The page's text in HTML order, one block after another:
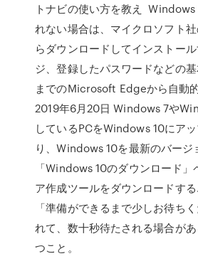
トナビの使い方を教え
れない場合は、マイクロソフト
らダウンロードしてインストー
ジ、登録したパスワードなどの
までのMicrosoft Edgeから自動的
2019年6月20日 Windows 7や
しているPCをWindows 10にア
り、Windows 10を最新のバージ
「Windows 10のダウンロード」
ア作成ツールをダウンロードす
「準備ができるまで少しお待ち
れて、数十秒待たされる場合が
つこと。